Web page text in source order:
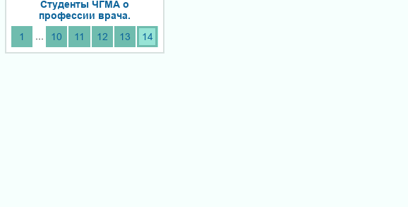
Студенты ЧГМА о
профессии врача.
1
... 10 11 12 13 14